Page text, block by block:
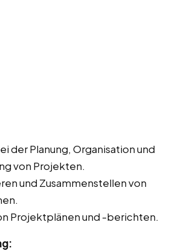
der Planung, Organisation und
von Projekten.
und Zusammenstellen von
Projektplänen und -berichten.